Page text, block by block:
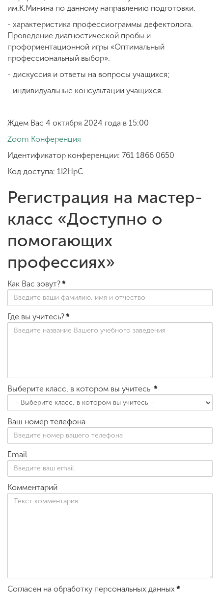
им.К.Минина по данному направлению подготовки.
- характеристика профессиограммы дефектолога.
Проведение диагностической пробы и
профориентационной игры «Оптимальный
профессиональный выбор».
- дискуссия и ответы на вопросы учащихся;
- индивидуальные консультации учащихся.
Ждем Вас 4 октября 2024 года в 15:00
Zoom Конференция
Идентификатор конференции: 761 1866 0650
Код доступа: 1I2HpC
Регистрация на мастер-
класс «Доступно о
помогающих
профессиях»
Как Вас зовут?*
Где вы учитесь?*
Выберите класс, в котором вы учитесь *
Ваш номер телефона
Email
Комментарий
Согласен на обработку персональных данных *